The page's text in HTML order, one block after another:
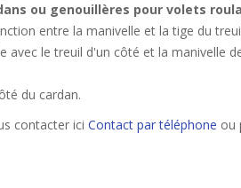
ou genouillères pour volets
entre la manivelle et la tige du
le treuil d'un côté et la manivelle
du cardan.
contacter ici Contact par téléphone ou